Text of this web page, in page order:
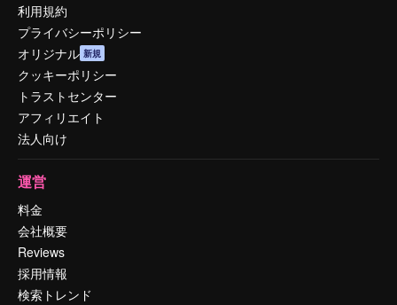
利用規約
プライバシーポリシー
オリジナル 新規
クッキーポリシー
トラストセンター
アフィリエイト
法人向け
運営
料金
会社概要
Reviews
採用情報
検索トレンド